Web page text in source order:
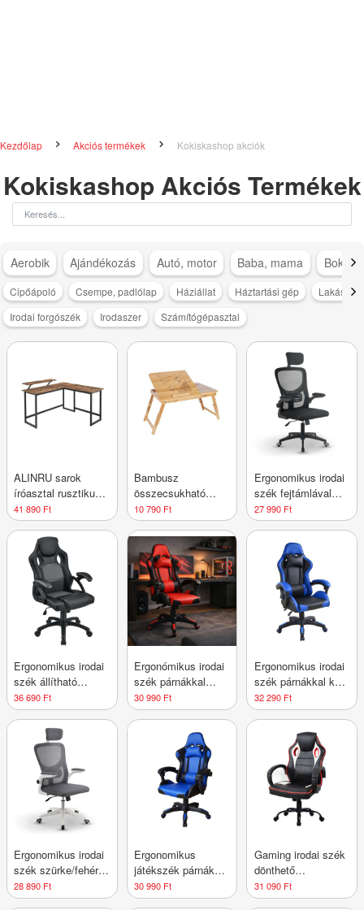
Kezdőlap Akciós termékek Kokiskashop akciók
Kokiskashop Akciós Termékek
Aerobik Ajándékozás Autó, motor Baba, mama
Cipőápoló Csempe, padlólap Háziállat Háztartási gép
Irodai forgószék
Irodaszer Számítógépasztal
ALINRU sarok
íróasztal rusztikus
barna 140 x 130 cm
41 890 Ft
Bambusz
összecsukható
laptopasztal
állítható
magassággal
10 790 Ft
Ergonomikus irodai
szék fejtámlával
fekete
27 990 Ft
Ergonomikus irodai
szék állítható
háttámlával fekete
36 690 Ft
Ergonómikus irodai
szék párnákkal
fekete-piros
30 990 Ft
Ergonomikus irodai
szék párnákkal kék-
fekete
32 290 Ft
Ergonomikus irodai
szék szürke/fehér
hálós
28 890 Ft
Ergonomikus
játékszék párnákkal
kék színű
30 990 Ft
Gaming irodai szék
dönthető
mechanizmussal
fekete
31 090 Ft